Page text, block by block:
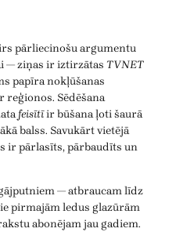
pārliecinošu argumentu
— ziņas ir iztirzātas TVNET
papīra nokļūšanas
reģionos. Sēdēšana
feisītīir būšana ļoti šaurā
balss. Savukārt vietējā
ir pārlasīts, pārbaudīts un
— atbraucam līdz
pirmajām ledus glazūrām
abonējam jau gadiem.